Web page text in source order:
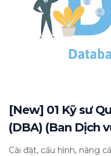
[New] 01 Kỹ sư
(DBA) (Ban Dịch
Cài đặt, cấu hình, nâng